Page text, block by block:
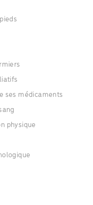
ses médicaments
physique